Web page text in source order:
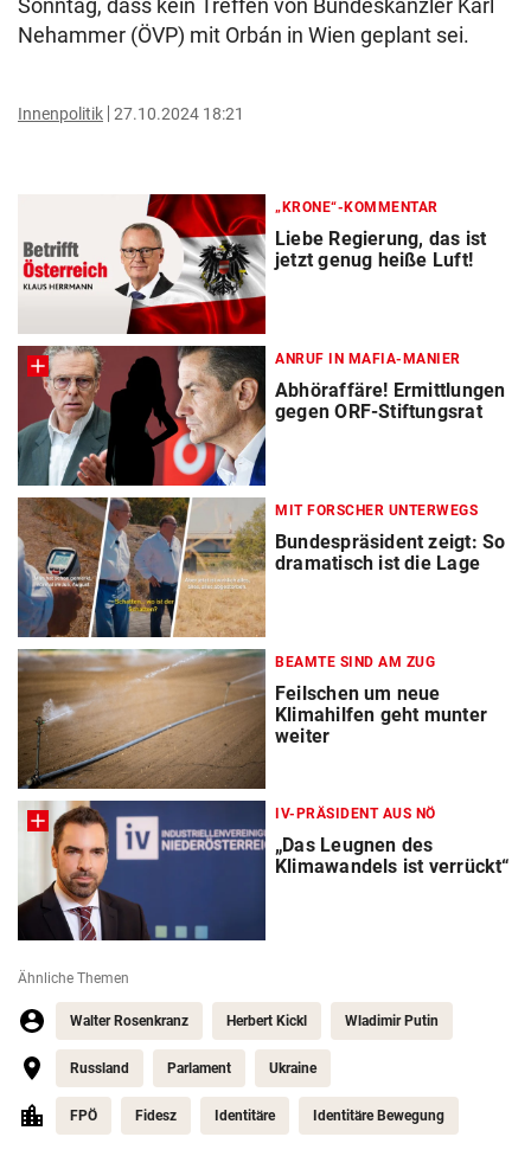
Sonntag, dass kein Treffen von Bundeskanzler Karl
Nehammer (ÖVP) mit Orbán in Wien geplant sei.
Innenpolitik 27.10.2024 18:21
„KRONE“-KOMMENTAR
Liebe Regierung, das ist
jetzt genug heiße Luft!
ANRUF IN MAFIA-MANIER
Abhöraffäre! Ermittlungen
gegen ORF-Stiftungsrat
MIT FORSCHER UNTERWEGS
Bundespräsident zeigt: So
dramatisch ist die Lage
BEAMTE SIND AM ZUG
Feilschen um neue
Klimahilfen geht munter
weiter
IV-PRÄSIDENT AUS NÖ
„Das Leugnen des
Klimawandels ist verrückt“
Ähnliche Themen
Walter Rosenkranz Herbert Kickl Wladimir Putin
Russland Parlament Ukraine
FPÖ Fidesz Identitäre Identitäre Bewegung